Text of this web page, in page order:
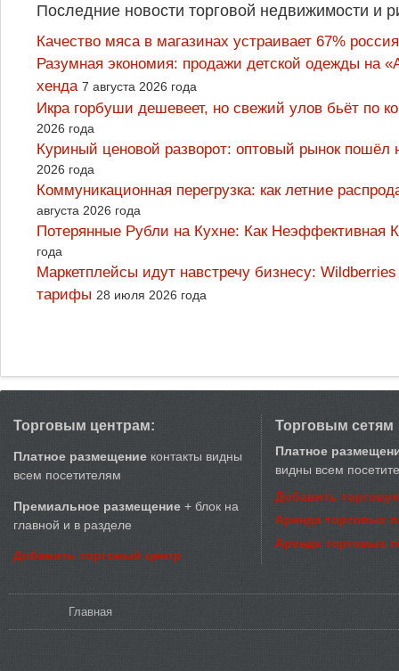
Последние новости торговой недвижимости и
Качество мяса в магазинах устраивает 67%
Разумная экономия: продажи детской одежды на
хенда 7 августа 2026 года
Икра горбуши дешевеет, но свежий улов бьёт по
2026 года
Куриный ценовой разворот: оптовый рынок
2026 года
Коммуникационная перегрузка: как летние
августа 2026 года
Потерянные Рубли на Кухне: Как
года
Маркетплейсы идут навстречу бизнесу:
тарифы 28 июля 2026 года
Торговым центрам:
Платное размещение контакты видны
всем посетителям
Премиальное размещение + блок на
главной и в разделе
Добавить торговый центр
Торговым сетям
Платное
видны всем
Добавить
Аренда торговых
Аренда торговых
Главная